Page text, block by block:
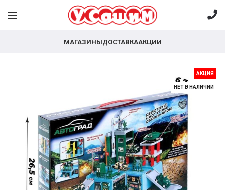
МАГАЗИНЫДОСТАВКААКЦИИ
АКЦИЯ
НЕТ В НАЛИЧИИ